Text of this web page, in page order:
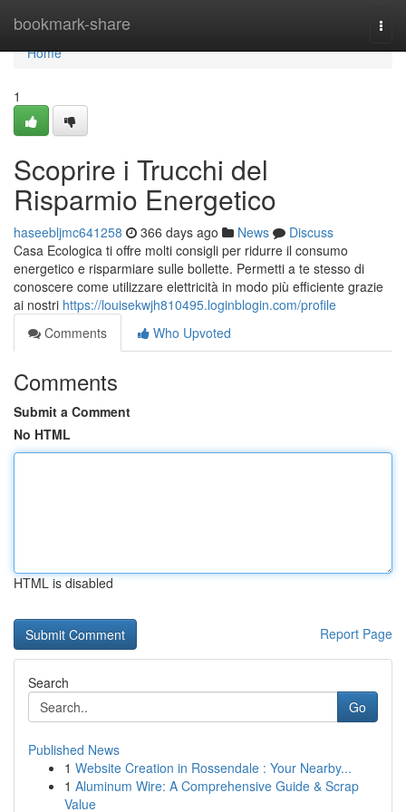
bookmark-share
Home
Home
1
Scoprire i Trucchi del
Risparmio Energetico
haseebljmc641258 366 days ago News
Discuss
Casa Ecologica ti offre molti consigli per ridurre il consumo
energetico e risparmiare sulle bollette. Permetti a te stesso di
conoscere come utilizzare elettricità in modo più efficiente grazie
ai nostri https://louisekwjh810495.loginblogin.com/profile
Comments
Who Upvoted
Comments
Submit a Comment
No HTML
HTML is disabled
Report Page
Search
Go
Published News
1 Website Creation in Rossendale : Your Nearby...
1 Aluminum Wire: A Comprehensive Guide & Scrap
Value